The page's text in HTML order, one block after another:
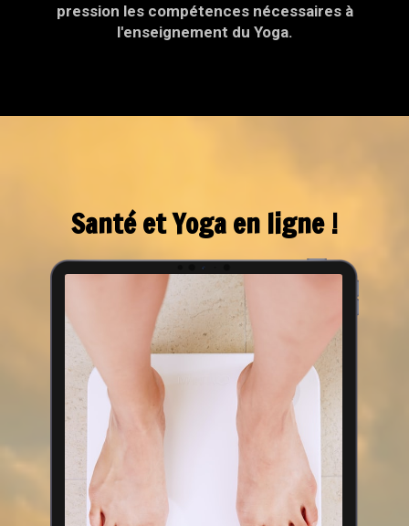
pression les compétences nécessaires à
l'enseignement du Yoga.
Santé et Yoga en ligne !